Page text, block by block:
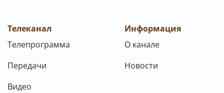
Телеканал
Телепрограмма
Передачи
Видео
Информация
О канале
Новости